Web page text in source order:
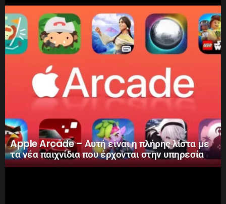
Apple Arcade – Αυτή είναι η πλήρης λίστα με
τα νέα παιχνίδια που έρχονται στην υπηρεσία